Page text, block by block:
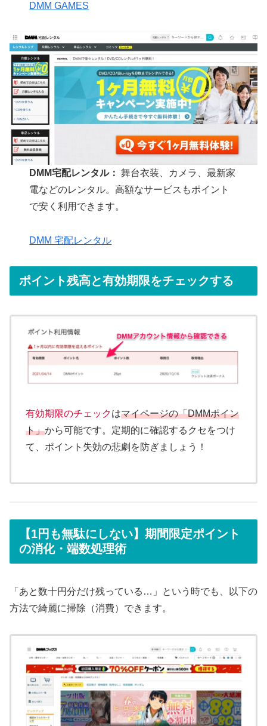
DMM GAMES
DMM宅配レンタル： 舞台衣装、カメラ、最新家
電などのレンタル。高額なサービスもポイント
で安く利用できます。
DMM 宅配レンタル
ポイント残高と有効期限をチェックする
有効期限のチェックはマイページの「DMMポイン
ト」から可能です。定期的に確認するクセをつけ
て、ポイント失効の悲劇を防ぎましょう！
【1円も無駄にしない】期間限定ポイント
の消化・端数処理術
「あと数十円分だけ残っている…」という時でも、以下の
方法で綺麗に掃除（消費）できます。